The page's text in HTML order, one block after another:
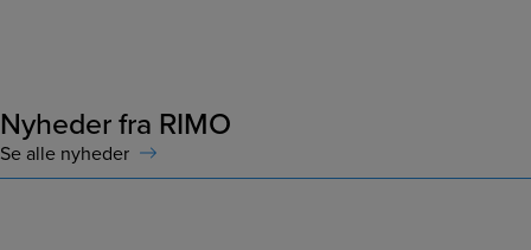
Nyheder fra RIMO
Se alle nyheder